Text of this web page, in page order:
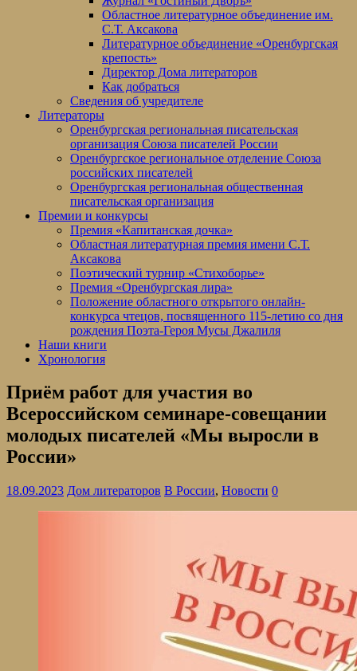
Областное литературное объединение им.
С.Т. Аксакова
Литературное объединение «Оренбургская
крепость»
Директор Дома литераторов
Как добраться
Сведения об учредителе
Литераторы
Оренбургская региональная писательская
организация Союза писателей России
Оренбургское региональное отделение Союза
российских писателей
Оренбургская региональная общественная
писательская организация
Премии и конкурсы
Премия «Капитанская дочка»
Областная литературная премия имени С.Т.
Аксакова
Поэтический турнир «Стихоборье»
Премия «Оренбургская лира»
Положение областного открытого онлайн-
конкурса чтецов, посвященного 115-летию со дня
рождения Поэта-Героя Мусы Джалиля
Наши книги
Хронология
Приём работ для участия во
Всероссийском семинаре-совещании
молодых писателей «Мы выросли в
России»
18.09.2023 Дом литераторов В России, Новости 0